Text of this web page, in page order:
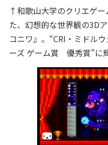
↑和歌山大学のクリエゲ
た、幻想的な世界観の3D
コニワ』。“CRI・ミドル
ーズ ゲーム賞 優秀賞”に